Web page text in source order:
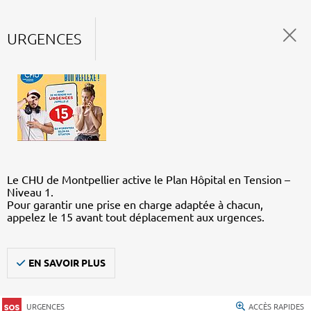
URGENCES
Le CHU de Montpellier active le Plan Hôpital en Tension –
Niveau 1.
Pour garantir une prise en charge adaptée à chacun,
appelez le 15 avant tout déplacement aux urgences.
EN SAVOIR PLUS
URGENCES ACCÈS RAPIDES